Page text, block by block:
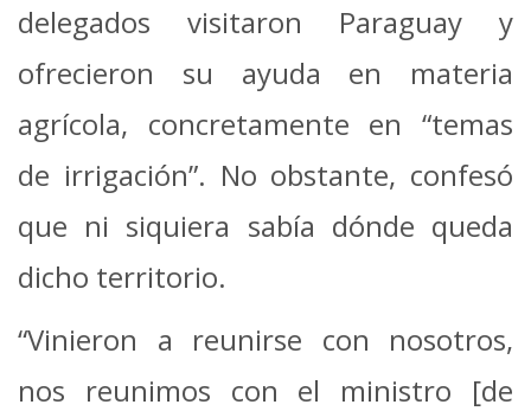
delegados visitaron Paraguay y
ofrecieron su ayuda en materia
agrícola, concretamente en “temas
de irrigación”. No obstante, confesó
que ni siquiera sabía dónde queda
dicho territorio.
“Vinieron a reunirse con nosotros,
nos reunimos con el ministro [de